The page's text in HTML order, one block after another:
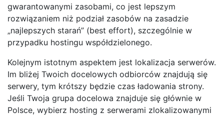
gwarantowanymi zasobami, co jest lepszym
rozwiązaniem niż podział zasobów na zasadzie
„najlepszych starań” (best effort), szczególnie w
przypadku hostingu współdzielonego.
Kolejnym istotnym aspektem jest lokalizacja serwerów.
Im bliżej Twoich docelowych odbiorców znajdują się
serwery, tym krótszy będzie czas ładowania strony.
Jeśli Twoja grupa docelowa znajduje się głównie w
Polsce, wybierz hosting z serwerami zlokalizowanymi